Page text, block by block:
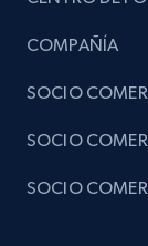
COMPAÑÍA
SOCIO
SOCIO
SOCIO